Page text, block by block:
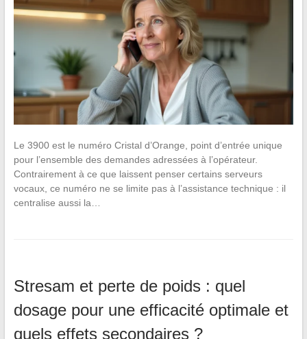
Le 3900 est le numéro Cristal d’Orange, point d’entrée unique
pour l’ensemble des demandes adressées à l’opérateur.
Contrairement à ce que laissent penser certains serveurs
vocaux, ce numéro ne se limite pas à l’assistance technique : il
centralise aussi la…
Stresam et perte de poids : quel
dosage pour une efficacité optimale et
quels effets secondaires ?